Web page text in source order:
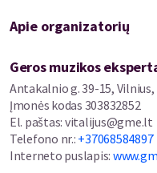
šypsena!
Pagrindinius personažus
teatro aktoriai:
Andrius Kaniava,
Gediminas Storpirštis,
Redita Dominaitytė.
Apie organizatorių
Geros muzikos
Antakalnio g. 39-15,
Įmonės kodas 303832852
El. paštas: vitalijus@gme.lt
Telefono nr.: +37068584897
Interneto puslapis: